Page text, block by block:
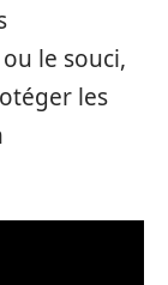
le souci,
les